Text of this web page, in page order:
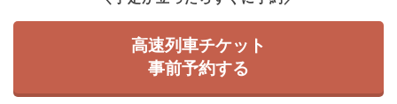
高速列車チケット
事前予約する